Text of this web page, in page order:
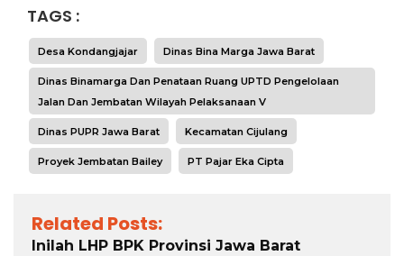
TAGS :
Desa Kondangjajar Dinas Bina Marga Jawa Barat
Dinas Binamarga Dan Penataan Ruang UPTD Pengelolaan
Jalan Dan Jembatan Wilayah Pelaksanaan V
Dinas PUPR Jawa Barat Kecamatan Cijulang
Proyek Jembatan Bailey PT Pajar Eka Cipta
Related Posts:
Inilah LHP BPK Provinsi Jawa Barat